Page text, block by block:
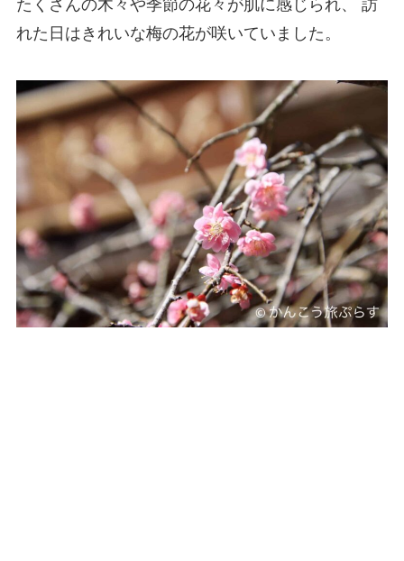
たくさんの木々や季節の花々が肌に感じられ、 訪
れた日はきれいな梅の花が咲いていました。